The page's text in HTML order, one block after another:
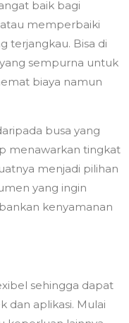
baik bagi
memperbaiki
terjangkau. Bisa di
sempurna untuk
biaya namun
busa yang
menawarkan tingkat
menjadi pilihan
yang ingin
kenyamanan
sehingga dapat
dan aplikasi. Mulai